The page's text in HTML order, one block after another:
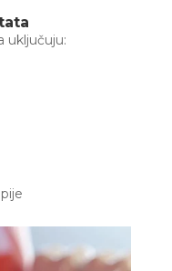
uključuju: